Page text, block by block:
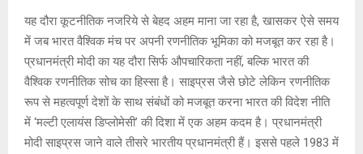
यह दौरा कूटनीतिक नजरिये से बेहद अहम माना जा रहा है, खासकर ऐसे समय
में जब भारत वैश्विक मंच पर अपनी रणनीतिक भूमिका को मजबूत कर रहा है।
प्रधानमंत्री मोदी का यह दौरा सिर्फ औपचारिकता नहीं, बल्कि भारत की
वैश्विक रणनीतिक सोच का हिस्सा है। साइप्रस जैसे छोटे लेकिन रणनीतिक
रूप से महत्वपूर्ण देशों के साथ संबंधों को मजबूत करना भारत की विदेश नीति
में ‘मल्टी एलायंस डिप्लोमेसी’ की दिशा में एक अहम कदम है। प्रधानमंत्री
मोदी साइप्रस जाने वाले तीसरे भारतीय प्रधानमंत्री हैं। इससे पहले 1983 में